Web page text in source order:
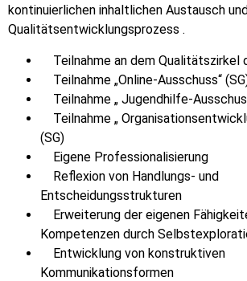
kontinuierlichen inhaltlichen Austausch und
Qualitätsentwicklungsprozess .
Teilnahme an dem Qualitätszirkel
Teilnahme „Online-Ausschuss“
Teilnahme „ Jugendhilfe-
Teilnahme „
(SG)
Eigene Professionalisierung
Reflexion von Handlungs- und
Entscheidungsstrukturen
Erweiterung der eigenen
Kompetenzen durch
Entwicklung von konstruktiven
Kommunikationsformen